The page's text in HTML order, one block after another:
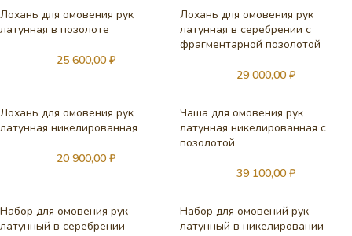
Лохань для омовения рук
латунная в позолоте
25 600,00 ₽
Лохань для омовения рук
латунная в серебрении с
фрагментарной позолотой
29 000,00 ₽
Лохань для омовения рук
латунная никелированная
20 900,00 ₽
Чаша для омовения рук
латунная никелированная с
позолотой
39 100,00 ₽
Набор для омовения рук
латунный в серебрении
Набор для омовений рук
латунный в никелировании